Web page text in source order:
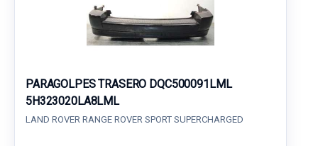
PARAGOLPES TRASERO DQC500091LML
5H323020LA8LML
LAND ROVER RANGE ROVER SPORT SUPERCHARGED